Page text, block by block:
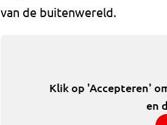
van de buitenwereld.
Klik op 'Accepteren'
en